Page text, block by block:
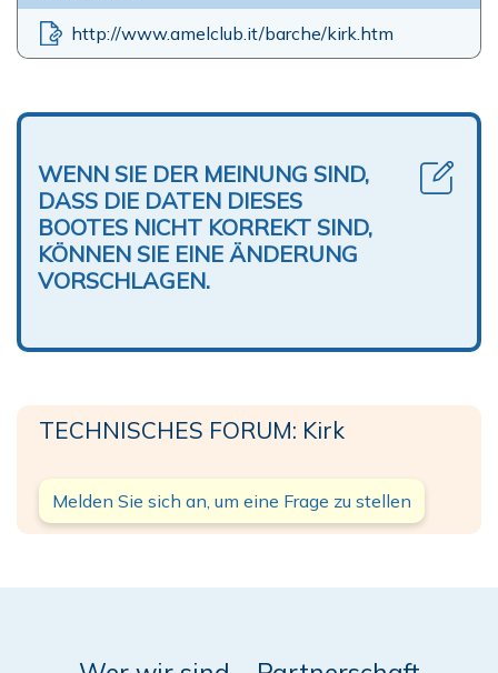
http://www.amelclub.it/barche/kirk.htm
WENN SIE DER MEINUNG SIND,
DASS DIE DATEN DIESES
BOOTES NICHT KORREKT SIND,
KÖNNEN SIE EINE ÄNDERUNG
VORSCHLAGEN.
TECHNISCHES FORUM: Kirk
Melden Sie sich an, um eine Frage zu stellen